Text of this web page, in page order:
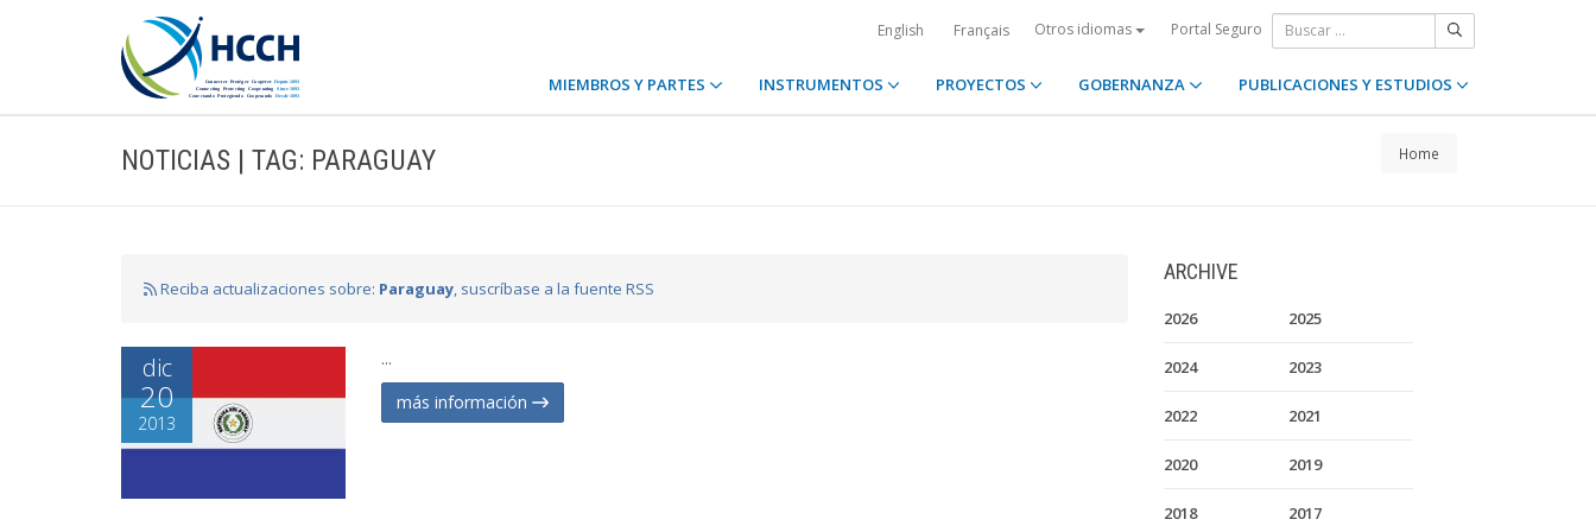
English Français Otros idiomas Portal Seguro
MIEMBROS Y PARTES INSTRUMENTOS PROYECTOS GOBERNANZA PUBLICACIONES Y ESTUDIOS
NOTICIAS | TAG: PARAGUAY Home
Reciba actualizaciones sobre: Paraguay, suscríbase a la fuente RSS
dic
20
2013
...
más información
ARCHIVE
2026 2025
2024 2023
2022 2021
2020 2019
2018 2017